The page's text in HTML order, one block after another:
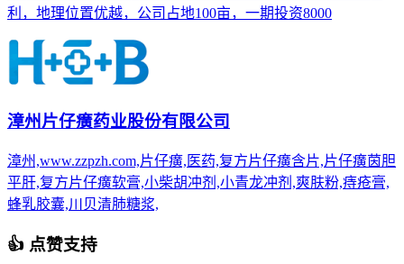
利，地理位置优越，公司占地100亩，一期投资8000
漳州片仔癀药业股份有限公司
漳州,www.zzpzh.com,片仔癀,医药,复方片仔癀含片,片仔癀茵胆
平肝,复方片仔癀软膏,小柴胡冲剂,小青龙冲剂,爽肤粉,痔疮膏,
蜂乳胶囊,川贝清肺糖浆,
👍 点赞支持